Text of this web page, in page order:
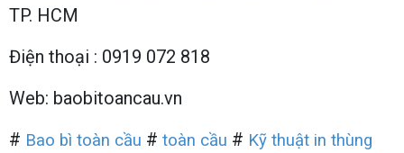
TP. HCM
Điện thoại : 0919 072 818
Web: baobitoancau.vn
# Bao bì toàn cầu # toàn cầu # Kỹ thuật in thùng